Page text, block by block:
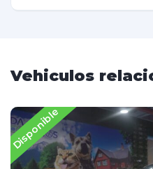
Vehiculos
Disponible